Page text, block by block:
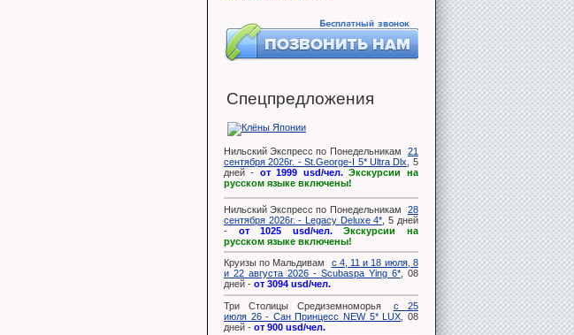
Спецпредложения
Нильский Экспресс по Понедельникам
21
сентября 2026г. - St.George-I 5* Ultra Dlx
, 5
дней - от 1999 usd/чел. Экскурсии на
русском языке включены!
Нильский Экспресс по Понедельникам
28
сентября 2026г. - Legacy Deluxe 4* , 5 дней
- от 1025 usd/чел.
Экскурсии на
русском языке включены!
Круизы по Мальдивам
с 4, 11 и 18 июля, 8
и 22 августа 2026 - Scubaspa Ying 6*, 08
дней - от 3094 usd/чел.
Три Столицы Средиземноморья
с 25
июля 26 - Сан Принцесс NEW 5* LUX , 08
дней - от 900 usd/чел.